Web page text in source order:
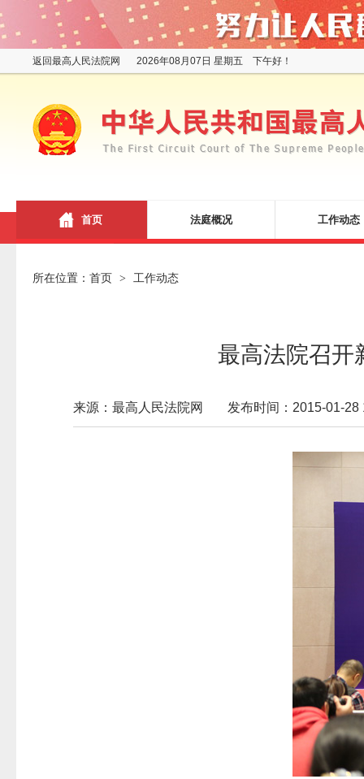
返回最高人民法院网 2026年08月07日 星期五 下午好！
首页 法庭概况 工作动态
所在位置： 首页 > 工作动态
最高法院召开
来源：最高人民法院网 发布时间：2015-01-28